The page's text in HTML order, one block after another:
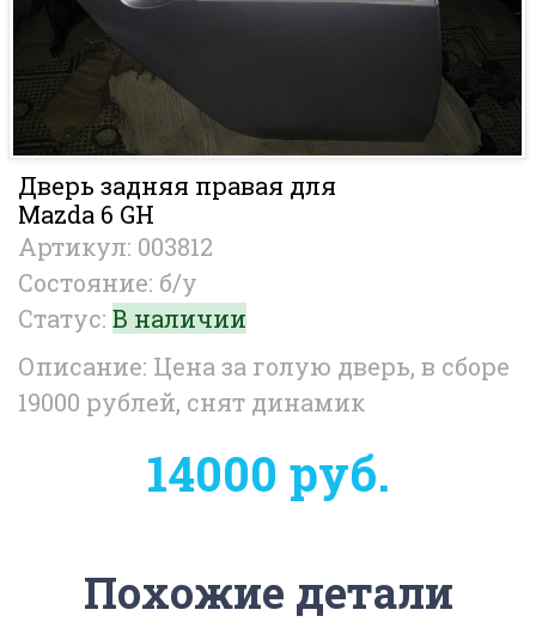
Дверь задняя правая для
Mazda 6 GH
Артикул: 003812
Состояние: б/у
Статус: В наличии
Описание: Цена за голую дверь, в сборе
19000 рублей, снят динамик
14000 руб.
Похожие детали